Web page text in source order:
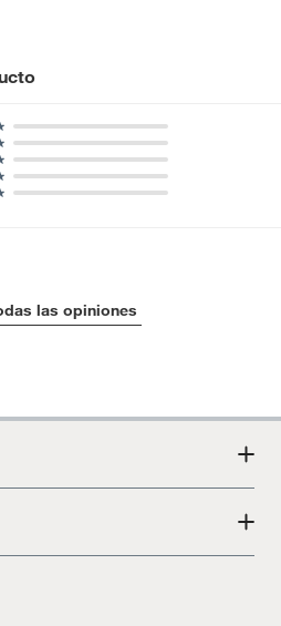
las opiniones